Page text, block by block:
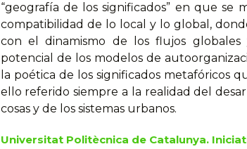
“geografía de los significados” en que
compatibilidad de lo local y lo global,
con el dinamismo de los flujos
potencial de los modelos de
la poética de los significados metafóricos
ello referido siempre a la realidad del
cosas y de los sistemas urbanos.
Universitat Politècnica de Catalunya.